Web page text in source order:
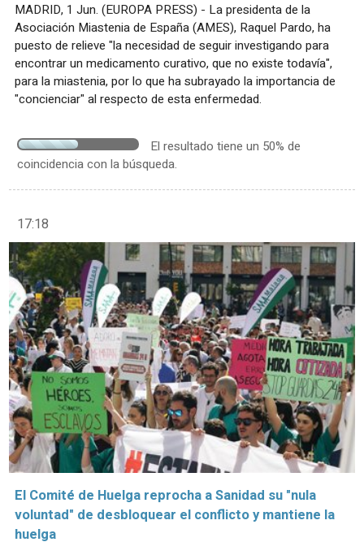
MADRID, 1 Jun. (EUROPA PRESS) - La presidenta de la
Asociación Miastenia de España (AMES), Raquel Pardo, ha
puesto de relieve "la necesidad de seguir investigando para
encontrar un medicamento curativo, que no existe todavía",
para la miastenia, por lo que ha subrayado la importancia de
"concienciar" al respecto de esta enfermedad.
El resultado tiene un 50% de
coincidencia con la búsqueda.
17:18
El Comité de Huelga reprocha a Sanidad su "nula
voluntad" de desbloquear el conflicto y mantiene la
huelga